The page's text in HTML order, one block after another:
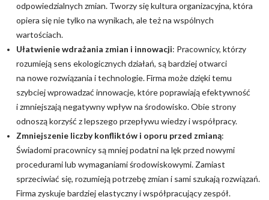
odpowiedzialnych zmian. Tworzy się kultura organizacyjna, która
opiera się nie tylko na wynikach, ale też na wspólnych
wartościach.
Ułatwienie wdrażania zmian i innowacji: Pracownicy, którzy
rozumieją sens ekologicznych działań, są bardziej otwarci
na nowe rozwiązania i technologie. Firma może dzięki temu
szybciej wprowadzać innowacje, które poprawiają efektywność
i zmniejszają negatywny wpływ na środowisko. Obie strony
odnoszą korzyść z lepszego przepływu wiedzy i współpracy.
Zmniejszenie liczby konfliktów i oporu przed zmianą:
Świadomi pracownicy są mniej podatni na lęk przed nowymi
procedurami lub wymaganiami środowiskowymi. Zamiast
sprzeciwiać się, rozumieją potrzebę zmian i sami szukają rozwiązań.
Firma zyskuje bardziej elastyczny i współpracujący zespół.